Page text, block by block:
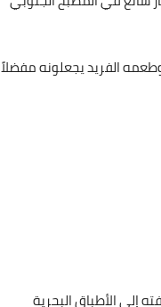
الفريد يجعلونه مفضلاً
إلى الأطباق البحرية